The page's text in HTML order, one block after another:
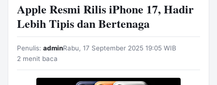
Apple Resmi Rilis iPhone 17, Hadir
Lebih Tipis dan Bertenaga
Penulis: adminRabu, 17 September 2025 19:05 WIB
2 menit baca